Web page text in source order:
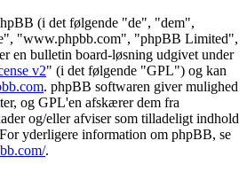
(i det følgende "de", "dem",
"www.phpbb.com", "phpBB Limited",
en bulletin board-løsning udgivet under
v2" (i det følgende "GPL") og kan
. phpBB softwaren giver mulighed
og GPL'en afskærer dem fra
og/eller afviser som tilladeligt indhold
yderligere information om phpBB, se
.